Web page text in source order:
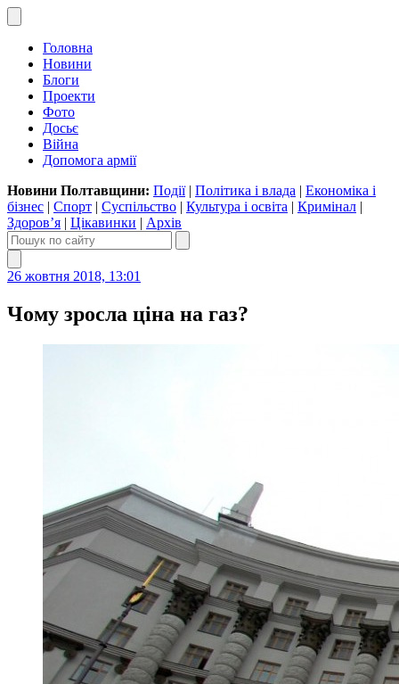
Головна
Новини
Блоги
Проекти
Фото
Досьє
Війна
Допомога армії
Новини Полтавщини: Події| Політика і влада | Економіка і
бізнес | Спорт | Суспільство | Культура і освіта | Кримінал |
Здоров’я | Цікавинки | Архів
26 жовтня 2018, 13:01
Чому зросла ціна на газ?